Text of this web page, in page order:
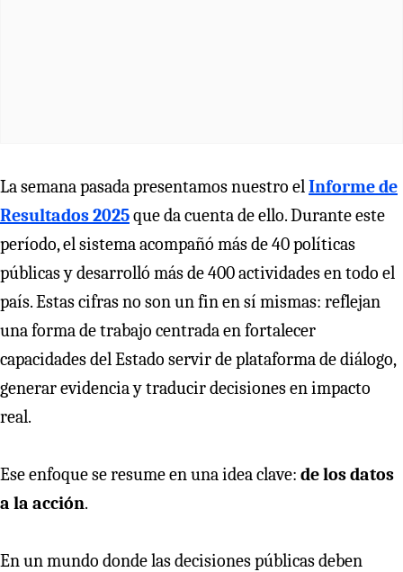
La semana pasada presentamos nuestro elInforme de
Resultados 2025que da cuenta de ello. Durante este
período, el sistema acompañó más de 40 políticas
públicas y desarrolló más de 400 actividades en todo el
país. Estas cifras no son un fin en sí mismas: reflejan
una forma de trabajo centrada en fortalecer
capacidades del Estado servir de plataforma de diálogo,
generar evidencia y traducir decisiones en impacto
real.
Ese enfoque se resume en una idea clave: de los datos
a la acción.
En un mundo donde las decisiones públicas deben